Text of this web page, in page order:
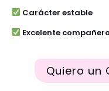
Carácter estable
Excelente
Quiero un